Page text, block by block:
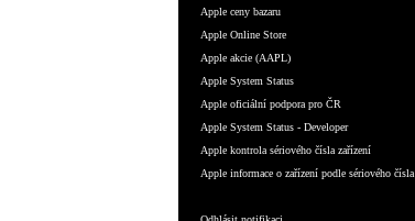
Apple ceny bazaru
Apple Online Store
Apple akcie (AAPL)
Apple System Status
Apple oficiální podpora pro ČR
Apple System Status - Developer
Apple kontrola sériového čísla zařízení
Apple informace o zařízení podle sériového čísla